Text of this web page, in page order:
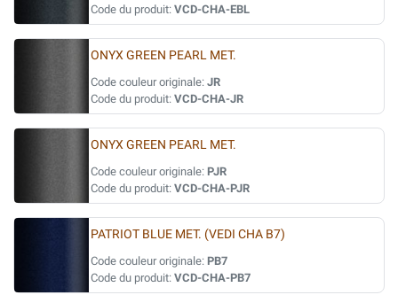
Code du produit: VCD-CHA-EBL
ONYX GREEN PEARL MET.
Code couleur originale: JR
Code du produit: VCD-CHA-JR
ONYX GREEN PEARL MET.
Code couleur originale: PJR
Code du produit: VCD-CHA-PJR
PATRIOT BLUE MET. (VEDI CHA B7)
Code couleur originale: PB7
Code du produit: VCD-CHA-PB7